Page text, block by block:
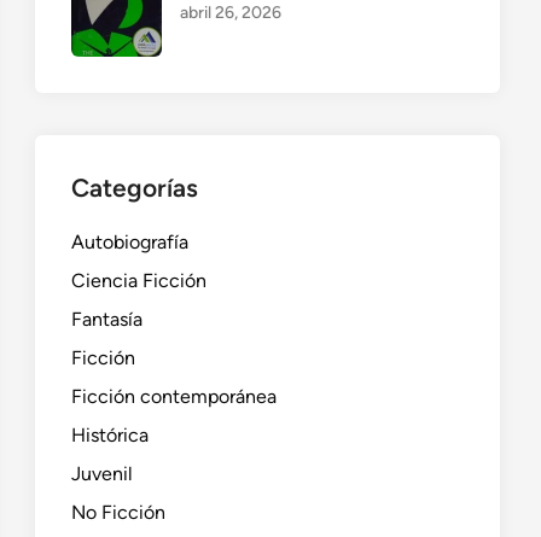
abril 26, 2026
Categorías
Autobiografía
Ciencia Ficción
Fantasía
Ficción
Ficción contemporánea
Histórica
Juvenil
No Ficción